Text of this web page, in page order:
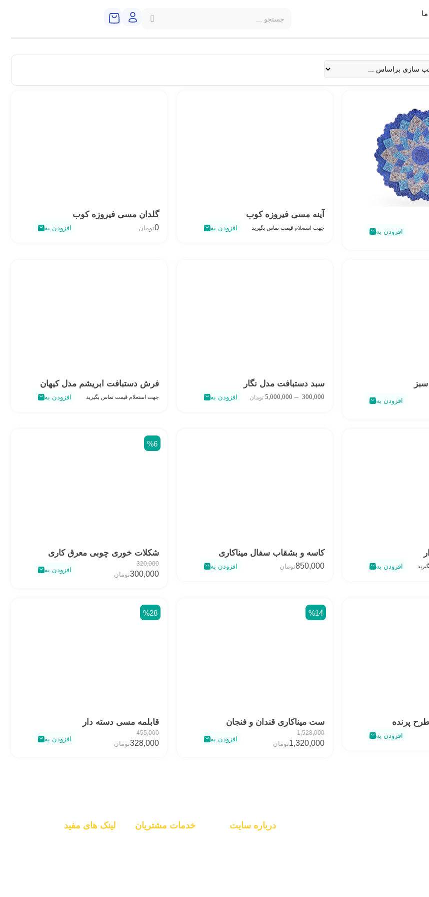
افزودن به
آینه مسی فیروزه کوب
جهت استعلام قیمت تماس بگیرید افزودن به
گلدان مسی فیروزه کوب
0تومان افزودن به
افزودن به
سبد دستبافت مدل نگار
300,000
–
5,000,000 تومان افزودن به
فرش دستبافت ابریشم مدل کیهان
جهت استعلام قیمت تماس بگیرید افزودن به
افزودن به
کاسه و بشقاب سفال میناکاری
850,000تومان افزودن به
%6
شکلات خوری چوبی معرق کاری
320,000
300,000تومان
افزودن به
پرنده
افزودن به
%14
ست میناکاری قندان و فنجان
1,528,000
1,320,000تومان
افزودن به
%28
قابلمه مسی دسته دار
455,000
328,000تومان
افزودن به
درباره سایت خدمات مشتریان لینک های مفید